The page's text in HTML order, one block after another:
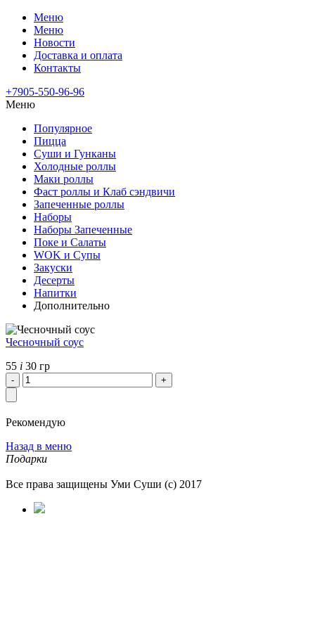
Меню
Меню
Новости
Доставка и оплата
Контакты
+7905-550-96-96
Меню
Популярное
Пицца
Суши и Гунканы
Холодные роллы
Маки роллы
Фаст роллы и Клаб сэндвичи
Запеченные роллы
Наборы
Наборы Запеченные
Поке и Салаты
WOK и Супы
Закуски
Десерты
Напитки
Дополнительно
Чесночный соус
55 i 30 гр
Рекомендую
Назад в меню
Подарки
Все права защищены Уми Суши (с) 2017